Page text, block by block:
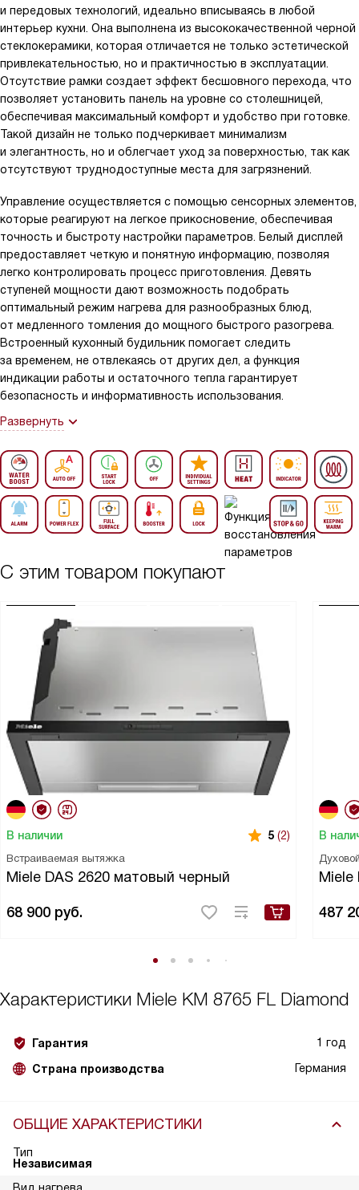
и передовых технологий, идеально вписываясь в любой
интерьер кухни. Она выполнена из высококачественной черной
стеклокерамики, которая отличается не только эстетической
привлекательностью, но и практичностью в эксплуатации.
Отсутствие рамки создает эффект бесшовного перехода, что
позволяет установить панель на уровне со столешницей,
обеспечивая максимальный комфорт и удобство при готовке.
Такой дизайн не только подчеркивает минимализм
и элегантность, но и облегчает уход за поверхностью, так как
отсутствуют труднодоступные места для загрязнений.
Управление осуществляется с помощью сенсорных элементов,
которые реагируют на легкое прикосновение, обеспечивая
точность и быстроту настройки параметров. Белый дисплей
предоставляет четкую и понятную информацию, позволяя
легко контролировать процесс приготовления. Девять
ступеней мощности дают возможность подобрать
оптимальный режим нагрева для разнообразных блюд,
от медленного томления до мощного быстрого разогрева.
Встроенный кухонный будильник помогает следить
за временем, не отвлекаясь от других дел, а функция
индикации работы и остаточного тепла гарантирует
безопасность и информативность использования.
Развернуть
С этим товаром покупают
В наличии 5 (2)
Встраиваемая вытяжка
Miele DAS 2620 матовый черный
68 900 руб.
В
Miele
487
Характеристики Miele KM 8765 FL Diamond
Гарантия 1 год
Страна производства Германия
ОБЩИЕ ХАРАКТЕРИСТИКИ
Тип
Независимая